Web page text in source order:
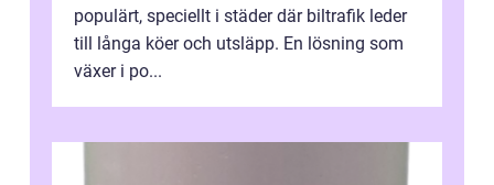
populärt, speciellt i städer där biltrafik leder
till långa köer och utsläpp. En lösning som
växer i po...